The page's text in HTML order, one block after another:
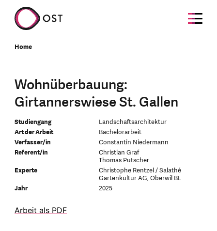
Home
Wohnüberbauung:
Girtannerswiese St. Gallen
Studiengang
Landschaftsarchitektur
Art der Arbeit
Bachelorarbeit
Verfasser/in
Constantin Niedermann
Referent/in
Christian Graf
Thomas Putscher
Experte
Christophe Rentzel / Salathé
Gartenkultur AG, Oberwil BL
Jahr
2025
Arbeit als PDF